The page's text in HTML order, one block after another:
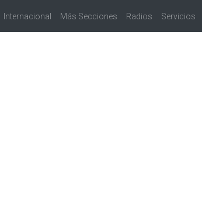
Internacional Más Secciones Radios Servicios